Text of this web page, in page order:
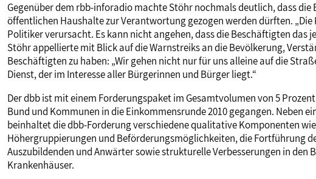
Gegenüber dem rbb-inforadio machte Stöhr nochmals deutlich, dass
öffentlichen Haushalte zur Verantwortung gezogen werden dürften.
Politiker verursacht. Es kann nicht angehen, dass die Beschäftigten das
Stöhr appellierte mit Blick auf die Warnstreiks an die Bevölkerung,
Beschäftigten zu haben: „Wir gehen nicht nur für uns alleine auf die
Dienst, der im Interesse aller Bürgerinnen und Bürger liegt.“
Der dbb ist mit einem Forderungspaket im Gesamtvolumen von 5
Bund und Kommunen in die Einkommensrunde 2010 gegangen. Neben
beinhaltet die dbb-Forderung verschiedene qualitative Komponenten
Höhergruppierungen und Beförderungsmöglichkeiten, die Fortführung
Auszubildenden und Anwärter sowie strukturelle Verbesserungen in den
Krankenhäuser.